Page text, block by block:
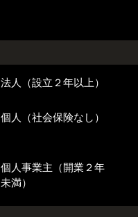
法人（設立２年以上）
個人（社会保険なし）
個人事業主（開業２年
未満）